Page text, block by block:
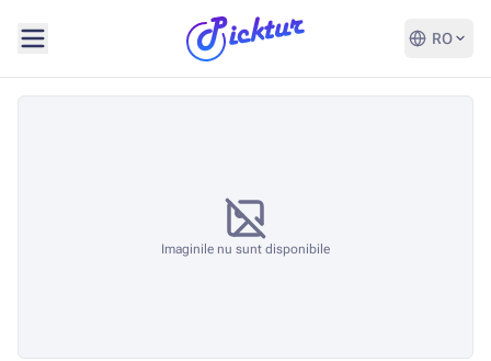
RO
Imaginile nu sunt disponibile